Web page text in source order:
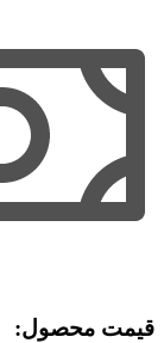
(3
جلدی)
عدد
قیمت محصول:​